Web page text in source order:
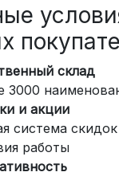
выдачи или
— от 2 дней,
которая
России. Сроки
— от 400
склад
3000
и акции
система
работы